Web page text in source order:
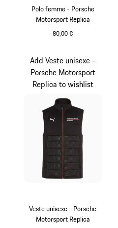
Polo femme - Porsche
Motorsport Replica
80,00 €
Veste unisexe - Porsche
Motorsport Replica
Add Veste unisexe -
Porsche Motorsport
Replica to wishlist